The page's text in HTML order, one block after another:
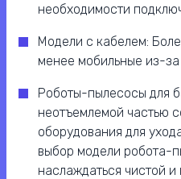
необходимости
Модели с кабелем:
менее мобильные из-за
Роботы-пылесосы для
неотъемлемой частью
оборудования для
выбор модели робота-
наслаждаться чистой